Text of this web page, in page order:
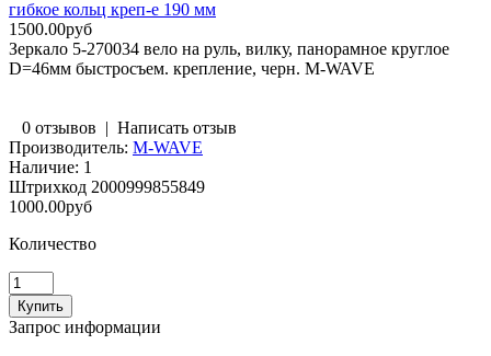
гибкое кольц креп-е 190 мм
1500.00руб
Зеркало 5-270034 вело на руль, вилку, панорамное круглое
D=46мм быстросъем. крепление, черн. M-WAVE
0 отзывов | Написать отзыв
Производитель: M-WAVE
Наличие: 1
Штрихкод 2000999855849
1000.00руб
Количество
Запрос информации